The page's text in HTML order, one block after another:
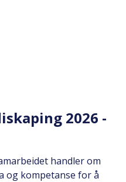
2026 -
handler om
og kompetanse for å